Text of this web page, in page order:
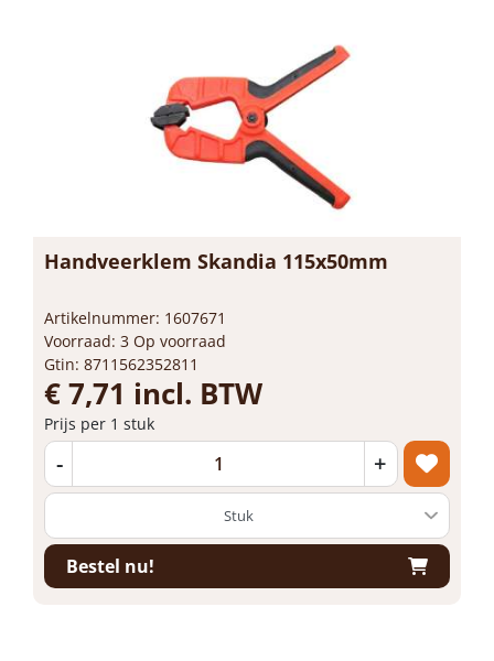
Handveerklem Skandia 115x50mm
Artikelnummer: 1607671
Voorraad: 3 Op voorraad
Gtin: 8711562352811
€ 7,71 incl. BTW
Prijs per 1 stuk
- +
Bestel nu!